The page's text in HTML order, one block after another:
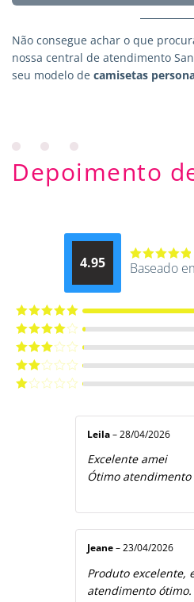
Não consegue achar o que
nossa central de atendimento
seu modelo de camisetas
Depoimento
4.95
Avaliação
Baseado
Avaliação5
de 5
Avaliação
4 de 5
Avaliação
3 de 5
Avaliação
2 de
Leila – 28/04/2026
Excelente amei
Ótimo atendimento
Jeane – 23/04/2026
Produto excelente,
atendimento ótimo.